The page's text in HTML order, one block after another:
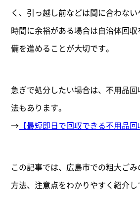
く、引っ越し前などは間に合わない
時間に余裕がある場合は自治体回
備を進めることが大切です。
急ぎで処分したい場合は、不用品
法もあります。
→ 【最短即日で回収できる不用品回
この記事では、広島市での粗大ご
方法、注意点をわかりやすく紹介し